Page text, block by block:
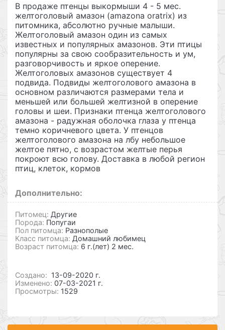
В продаже птенцы выкормыши 4 - 5 мес.
желтоголовый амазон (amazona oratrix) из
питомника, абсолютно ручные малыши.
Желтоголовый амазон один из самых
известных и популярных амазонов. Эти птицы
популярны за свою сообразительность и ум,
разговорчивость и яркое оперение.
Желтоголовых амазонов существует 4
подвида. Подвиды желтоголового амазона в
основном различаются размерами тела и
меньшей или большей желтизной в оперение
головы и шеи. Признаки птенца желтоголового
амазона - радужная оболочка глаза у птенца
темно коричневого цвета. У птенцов
желтоголового амазона на лбу небольшое
желтое пятно, с возрастом желтые перья
покроют всю голову. Доставка в любой регион
птиц, клеток, кормов
Дополнительно:
Питомец: Другие
Порода: Попугаи
Пол питомца: Разнополые
Класс питомца: Домашний любимец
Возраст питомца: 6 г.(лет) 2 мес.
Cоздано: 13-09-2020 г.
Изменено: 07-03-2021 г.
Просмотры: 1529